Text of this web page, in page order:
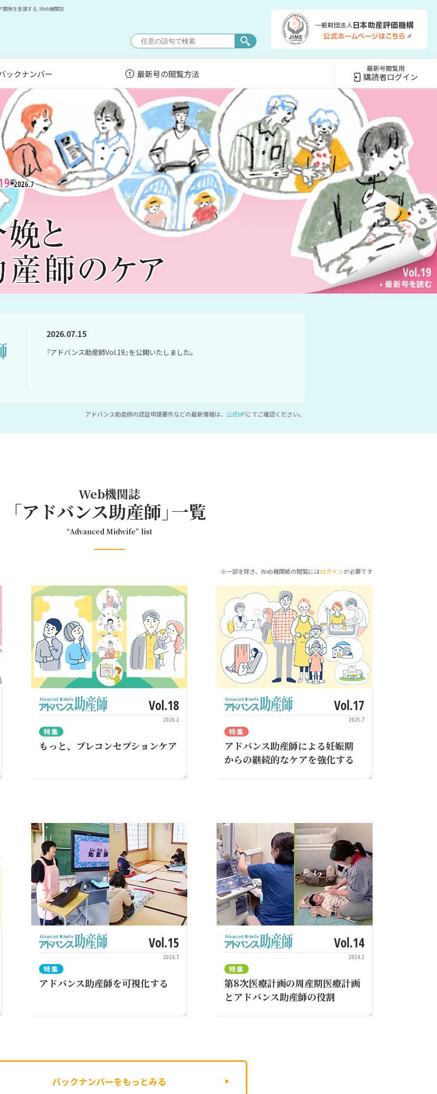
発を支援する」Web機関誌
ックナンバー 最新号の閲覧方法 最新号閲覧用
購読者ログイン
2026.07.15
『アドバンス助産師Vol.19』を公開いたしました。
アドバンス助産師の認証申請要件などの最新情報は、 公式HPにてご確認ください。
Web機関誌
「アドバンス助産師」一覧
“Advanced Midwife” list
※一部を除き、Web機関紙の閲覧にはログインが必要です
Vol.18
2026.2
特集
もっと、プレコンセプションケア
Vol.17
2025.7
特集
アドバンス助産師による妊娠期
からの継続的なケアを強化する
Vol.15
2024.7
特集
アドバンス助産師を可視化する
Vol.14
2024.2
特集
第8次医療計画の周産期医療計画
とアドバンス助産師の役割
バックナンバーをもっとみる